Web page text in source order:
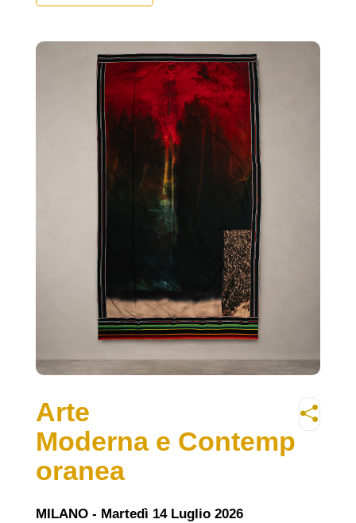
Arte
Moderna e Contemp
oranea
MILANO - Martedì 14 Luglio 2026